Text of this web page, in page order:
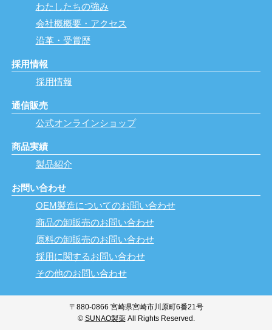
わたしたちの強み
会社概概要・アクセス
沿革・受賞歴
採用情報
採用情報
通信販売
公式オンラインショップ
商品実績
製品紹介
お問い合わせ
OEM製造についてのお問い合わせ
商品の卸販売のお問い合わせ
原料の卸販売のお問い合わせ
採用に関するお問い合わせ
その他のお問い合わせ
〒880-0866 宮崎県宮崎市川原町6番21号
© SUNAO製薬All Rights Reserved.